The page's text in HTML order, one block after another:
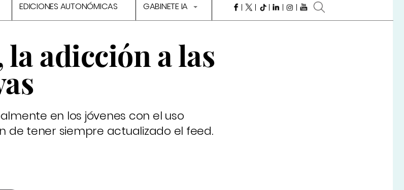
EDICIONES AUTONÓMICAS GABINETE IA
adicción a las
en los jóvenes con el uso
de tener siempre actualizado el feed.